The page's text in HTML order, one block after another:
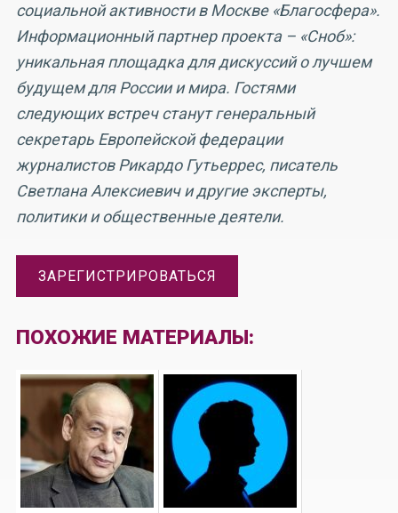
социальной активности в Москве «Благосфера».
Информационный партнер проекта – «Сноб»:
уникальная площадка для дискуссий о лучшем
будущем для России и мира. Гостями
следующих встреч станут генеральный
секретарь Европейской федерации
журналистов Рикардо Гутьеррес, писатель
Светлана Алексиевич и другие эксперты,
политики и общественные деятели.
ЗАРЕГИСТРИРОВАТЬСЯ
ПОХОЖИЕ МАТЕРИАЛЫ: